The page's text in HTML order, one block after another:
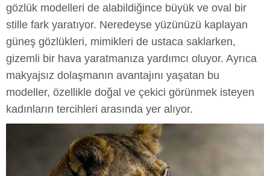
gözlük modelleri de alabildiğince büyük ve oval bir
stille fark yaratıyor. Neredeyse yüzünüzü kaplayan
güneş gözlükleri, mimikleri de ustaca saklarken,
gizemli bir hava yaratmanıza yardımcı oluyor. Ayrıca
makyajsız dolaşmanın avantajını yaşatan bu
modeller, özellikle doğal ve çekici görünmek isteyen
kadınların tercihleri arasında yer alıyor.